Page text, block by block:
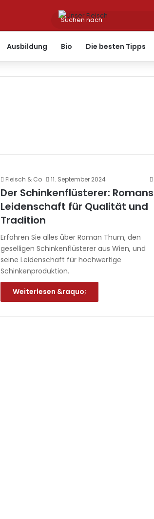
Ausbildung Bio Die besten Tipps
Fleisch & Co 11. September 2024
Der Schinkenflüsterer: Romans
Leidenschaft für Qualität und
Tradition
Erfahren Sie alles über Roman Thum, den
geselligen Schinkenflüsterer aus Wien, und
seine Leidenschaft für hochwertige
Schinkenproduktion.
Weiterlesen &raquo;